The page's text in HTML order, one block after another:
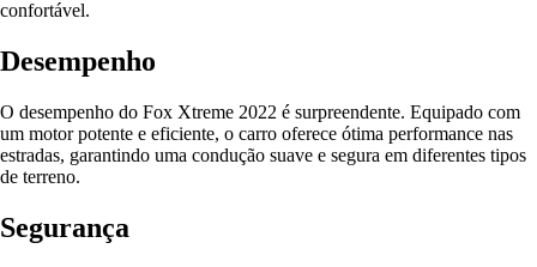
confortável.
Desempenho
O desempenho do Fox Xtreme 2022 é surpreendente. Equipado com
um motor potente e eficiente, o carro oferece ótima performance nas
estradas, garantindo uma condução suave e segura em diferentes tipos
de terreno.
Segurança